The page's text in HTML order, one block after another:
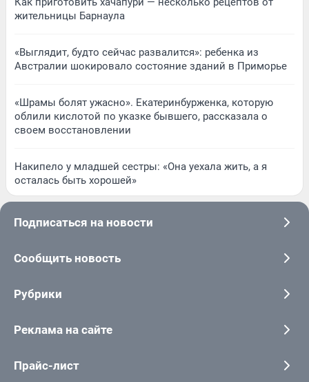
жительницы Барнаула
«Выглядит, будто сейчас развалится»: ребенка из
Австралии шокировало состояние зданий в Приморье
«Шрамы болят ужасно». Екатеринбурженка, которую
облили кислотой по указке бывшего, рассказала о
своем восстановлении
Накипело у младшей сестры: «Она уехала жить, а я
осталась быть хорошей»
Подписаться на новости
Сообщить новость
Рубрики
Реклама на сайте
Прайс-лист